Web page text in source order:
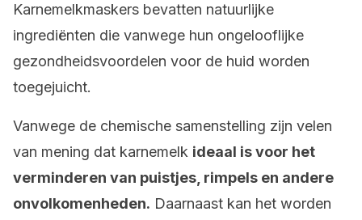
Karnemelkmaskers bevatten natuurlijke
ingrediënten die vanwege hun ongelooflijke
gezondheidsvoordelen voor de huid worden
toegejuicht.
Vanwege de chemische samenstelling zijn velen
van mening dat karnemelk ideaal is voor het
verminderen van puistjes, rimpels en andere
onvolkomenheden. Daarnaast kan het worden